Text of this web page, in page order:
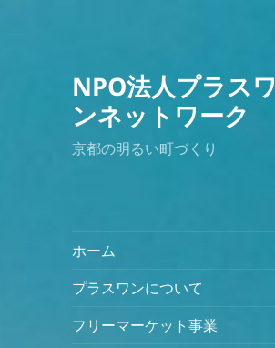
NPO法人プラスワ
ンネットワーク
京都の明るい町づくり
ホーム
プラスワンについて
フリーマーケット事業